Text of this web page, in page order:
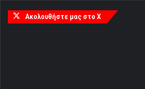
Ακολουθήστε μας στο X